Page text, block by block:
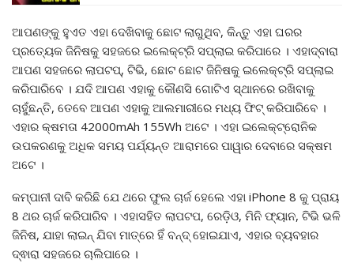
ଆପଣଙ୍କୁ ହୁଏତ ଏହା ଦେଖିବାକୁ ଛୋଟ ଲାଗୁଥିବ, କିନ୍ତୁ ଏହା ଘରର
ପ୍ରତ୍ୟେକ ଜିନିଷକୁ ସହଜରେ ଇଲେକ୍ଟ୍ରି ସପ୍ଲାଇ କରିପାରେ । ଏହାଦ୍ବାରା
ଆପଣ ସହଜରେ ଲାପଟପ୍, ଟିଭି, ଛୋଟ ଛୋଟ ଜିନିଷକୁ ଇଲେକ୍ଟ୍ରି ସପ୍ଲାଇ
କରିପାରିବେ । ଯଦି ଆପଣ ଏହାକୁ କୌଣସି ଗୋଟିଏ ସ୍ଥାନରେ ରଖିବାକୁ
ଚାହୁଁଛନ୍ତି, ତେବେ ଆପଣ ଏହାକୁ ଆଲମାରୀରେ ମଧ୍ୟ ଫିଟ୍ କରିପାରିବେ ।
ଏହାର କ୍ଷମତା 42000mAh 155Wh ଅଟେ । ଏହା ଇଲେକ୍ଟ୍ରୋନିକ
ଉପକରଣକୁ ଅଧିକ ସମୟ ପର୍ଯ୍ୟନ୍ତ ଆରାମରେ ପାୱାର ଦେବାରେ ସକ୍ଷମ
ଅଟେ ।
କମ୍ପାନୀ ଦାବି କରିଛି ଯେ ଥରେ ଫୁଲ ଚାର୍ଜ ହେଲେ ଏହା iPhone 8 କୁ ପ୍ରାୟ
8 ଥର ଚାର୍ଜ କରିପାରିବ । ଏହାସହିତ ଲାପଟପ, ରେଡ଼ିଓ, ମିନି ଫ୍ୟାନ, ଟିଭି ଭଳି
ଜିନିଷ, ଯାହା ଲାଇନ୍ ଯିବା ମାତ୍ରେ ହିଁ ବନ୍ଦ୍ ହୋଇଯାଏ, ଏହାର ବ୍ୟବହାର
ଦ୍ଵାରା ସହଜରେ ଚାଲିପାରେ ।